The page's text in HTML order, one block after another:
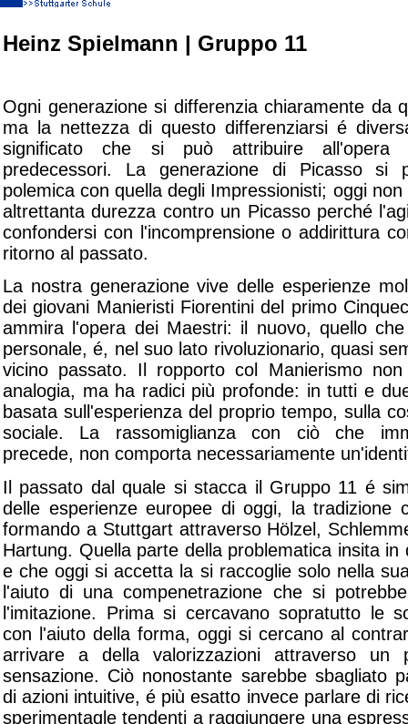
Heinz Spielmann | Gruppo 11
Ogni generazione si differenzia chiaramente da
ma la nettezza di questo differenziarsi é
significato che si può attribuire all'opera
predecessori. La generazione di Picasso si
polemica con quella degli Impressionisti; oggi
altrettanta durezza contro un Picasso perché
confondersi con l'incomprensione o addirittura
ritorno al passato.
La nostra generazione vive delle esperienze
dei giovani Manieristi Fiorentini del primo
ammira l'opera dei Maestri: il nuovo, quello
personale, é, nel suo lato rivoluzionario, quasi
vicino passato. Il ropporto col Manierismo
analogia, ma ha radici più profonde: in tutti e
basata sull'esperienza del proprio tempo, sulla
sociale. La rassomiglianza con ciò che
precede, non comporta necessariamente
Il passato dal quale si stacca il Gruppo 11 é
delle esperienze europee di oggi, la tradizione
formando a Stuttgart attraverso Hölzel,
Hartung. Quella parte della problematica insita in
e che oggi si accetta la si raccoglie solo nella
l'aiuto di una compenetrazione che si
l'imitazione. Prima si cercavano sopratutto le
con l'aiuto della forma, oggi si cercano al
arrivare a della valorizzazioni attraverso un
sensazione. Ciò nonostante sarebbe sbagliato
di azioni intuitive, é più esatto invece parlare di
sperimentaqle tendenti a raggiungere una